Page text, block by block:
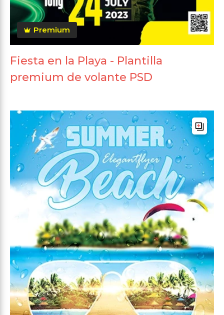
Premium
Fiesta en la Playa - Plantilla
premium de volante PSD